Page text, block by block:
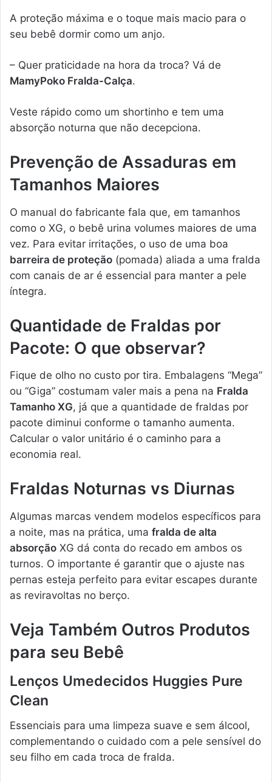
A proteção máxima e o toque mais macio para o
seu bebê dormir como um anjo.
– Quer praticidade na hora da troca? Vá de
MamyPoko Fralda-Calça.
Veste rápido como um shortinho e tem uma
absorção noturna que não decepciona.
Prevenção de Assaduras em
Tamanhos Maiores
O manual do fabricante fala que, em tamanhos
como o XG, o bebê urina volumes maiores de uma
vez. Para evitar irritações, o uso de uma boa
barreira de proteção (pomada) aliada a uma fralda
com canais de ar é essencial para manter a pele
íntegra.
Quantidade de Fraldas por
Pacote: O que observar?
Fique de olho no custo por tira. Embalagens “Mega”
ou “Giga” costumam valer mais a pena na Fralda
Tamanho XG, já que a quantidade de fraldas por
pacote diminui conforme o tamanho aumenta.
Calcular o valor unitário é o caminho para a
economia real.
Fraldas Noturnas vs Diurnas
Algumas marcas vendem modelos específicos para
a noite, mas na prática, uma fralda de alta
absorção XG dá conta do recado em ambos os
turnos. O importante é garantir que o ajuste nas
pernas esteja perfeito para evitar escapes durante
as reviravoltas no berço.
Veja Também Outros Produtos
para seu Bebê
Lenços Umedecidos Huggies Pure
Clean
Essenciais para uma limpeza suave e sem álcool,
complementando o cuidado com a pele sensível do
seu filho em cada troca de fralda.